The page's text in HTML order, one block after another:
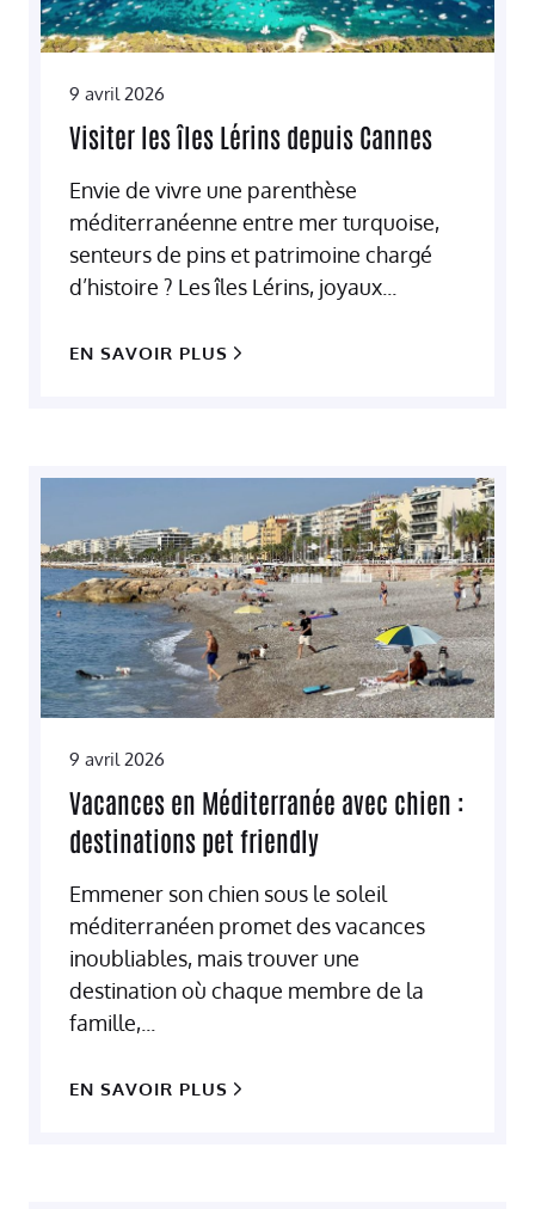
9 avril 2026
Visiter les îles Lérins depuis Cannes
Envie de vivre une parenthèse
méditerranéenne entre mer turquoise,
senteurs de pins et patrimoine chargé
d’histoire ? Les îles Lérins, joyaux...
EN SAVOIR PLUS
9 avril 2026
Vacances en Méditerranée avec chien :
destinations pet friendly
Emmener son chien sous le soleil
méditerranéen promet des vacances
inoubliables, mais trouver une
destination où chaque membre de la
famille,...
EN SAVOIR PLUS